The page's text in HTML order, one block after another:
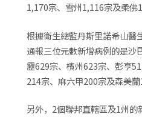
1,170宗、雪州1,116宗及柔佛
根據衛生總監丹斯里諾希山醫
通報三位元數新增病例的是沙
靂629宗、檳州623宗、彭亨
214宗、麻六甲200宗及森美蘭
另外，2個聯邦直轄區及1州的